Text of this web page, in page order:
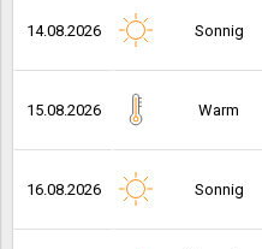
14.08.2026 Sonnig
15.08.2026 Warm
16.08.2026 Sonnig